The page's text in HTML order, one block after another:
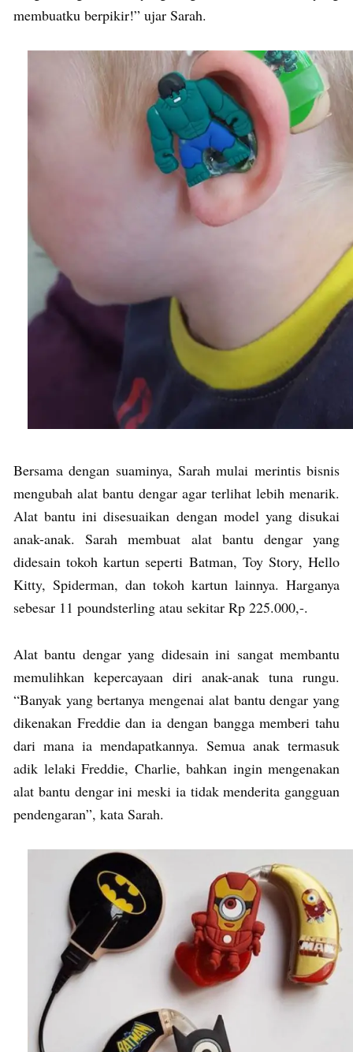
membuatku berpikir!” ujar Sarah.
Bersama dengan suaminya, Sarah mulai merintis bisnis
mengubah alat bantu dengar agar terlihat lebih menarik.
Alat bantu ini disesuaikan dengan model yang disukai
anak-anak. Sarah membuat alat bantu dengar yang
didesain tokoh kartun seperti Batman, Toy Story, Hello
Kitty, Spiderman, dan tokoh kartun lainnya. Harganya
sebesar 11 poundsterling atau sekitar Rp 225.000,-.
Alat bantu dengar yang didesain ini sangat membantu
memulihkan kepercayaan diri anak-anak tuna rungu.
“Banyak yang bertanya mengenai alat bantu dengar yang
dikenakan Freddie dan ia dengan bangga memberi tahu
dari mana ia mendapatkannya. Semua anak termasuk
adik lelaki Freddie, Charlie, bahkan ingin mengenakan
alat bantu dengar ini meski ia tidak menderita gangguan
pendengaran”, kata Sarah.